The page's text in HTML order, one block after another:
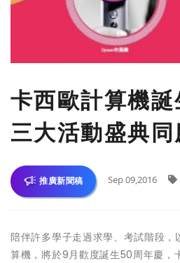
卡西歐計算機
三大活動盛典同
推廣新聞稿 Sep 09,2016
陪伴許多學子走過求學、考試階段
算機，將於9月歡度誕生50周年慶，